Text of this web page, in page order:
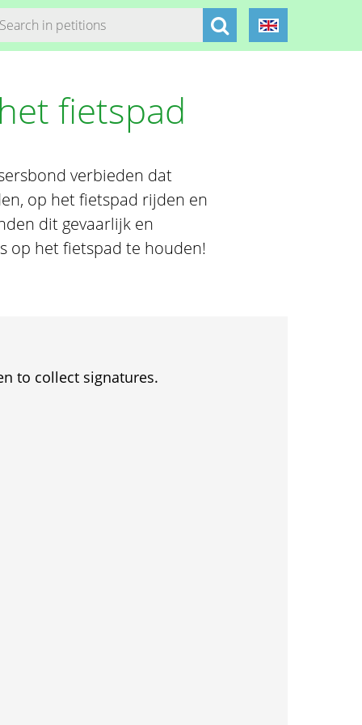
fietspad
verbieden dat
op het fietspad rijden en
dit gevaarlijk en
op het fietspad te houden!
to collect signatures.